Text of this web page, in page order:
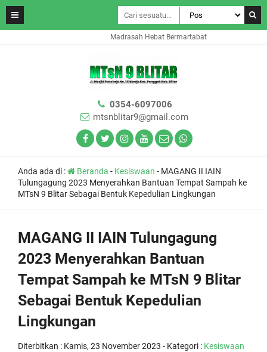
Madrasah Hebat Bermartabat
0354-6097006
mtsnblitar9@gmail.com
Anda ada di : Beranda - Kesiswaan - MAGANG II IAIN
Tulungagung 2023 Menyerahkan Bantuan Tempat Sampah ke
MTsN 9 Blitar Sebagai Bentuk Kepedulian Lingkungan
MAGANG II IAIN Tulungagung
2023 Menyerahkan Bantuan
Tempat Sampah ke MTsN 9 Blitar
Sebagai Bentuk Kepedulian
Lingkungan
Diterbitkan : Kamis, 23 November 2023 - Kategori : Kesiswaan